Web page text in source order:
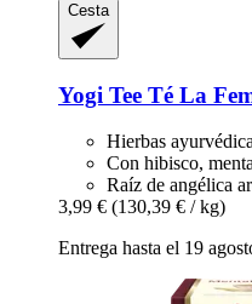
Cesta
Yogi Tee Té La
Hierbas
Con hibisco,
Raíz de angélica
3,99 € (130,39 € / kg)
Entrega hasta el 19